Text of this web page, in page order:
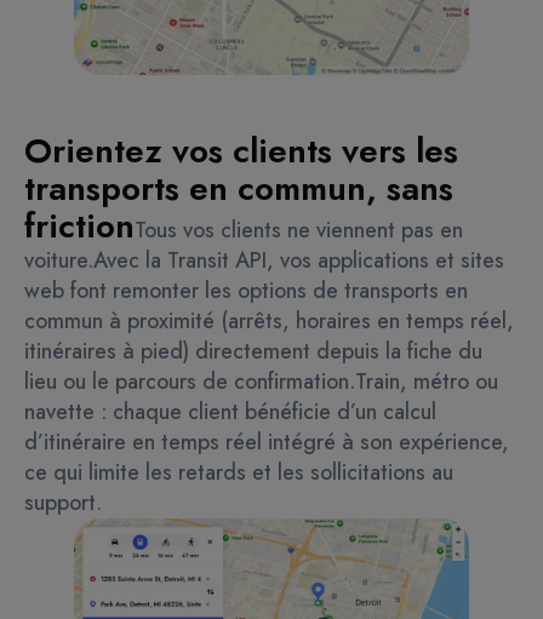
Orientez vos clients vers les
transports en commun, sans
frictionTous vos clients ne viennent pas en
voiture.Avec la Transit API, vos applications et sites
web font remonter les options de transports en
commun à proximité (arrêts, horaires en temps réel,
itinéraires à pied) directement depuis la fiche du
lieu ou le parcours de confirmation.Train, métro ou
navette : chaque client bénéficie d’un calcul
d’itinéraire en temps réel intégré à son expérience,
ce qui limite les retards et les sollicitations au
support.